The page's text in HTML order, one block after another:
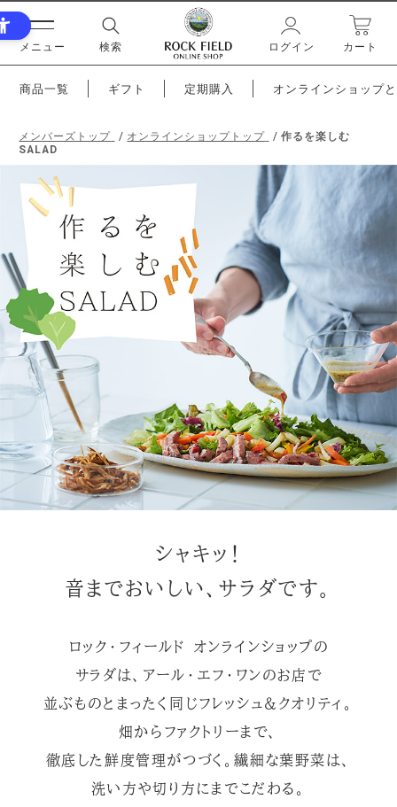
メニュー 検索 ログイン カート
商品一覧 ギフト 定期購入 オンラインショップ
メンバーズトップ オンラインショップトップ
作るを楽しむ
SALAD
シャキッ！
音までおいしい、サラダです。
ロック・フィールド オンラインショップの
サラダは、アール・エフ・ワンのお店で
並ぶものとまったく同じフレッシュ&クオリティ。
畑からファクトリーまで、
徹底した鮮度管理がつづく。繊細な葉野菜は、
洗い方や切り方にまでこだわる。